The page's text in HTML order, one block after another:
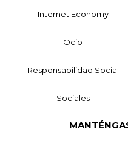
Internet Economy
Ocio
Responsabilidad Social
Sociales